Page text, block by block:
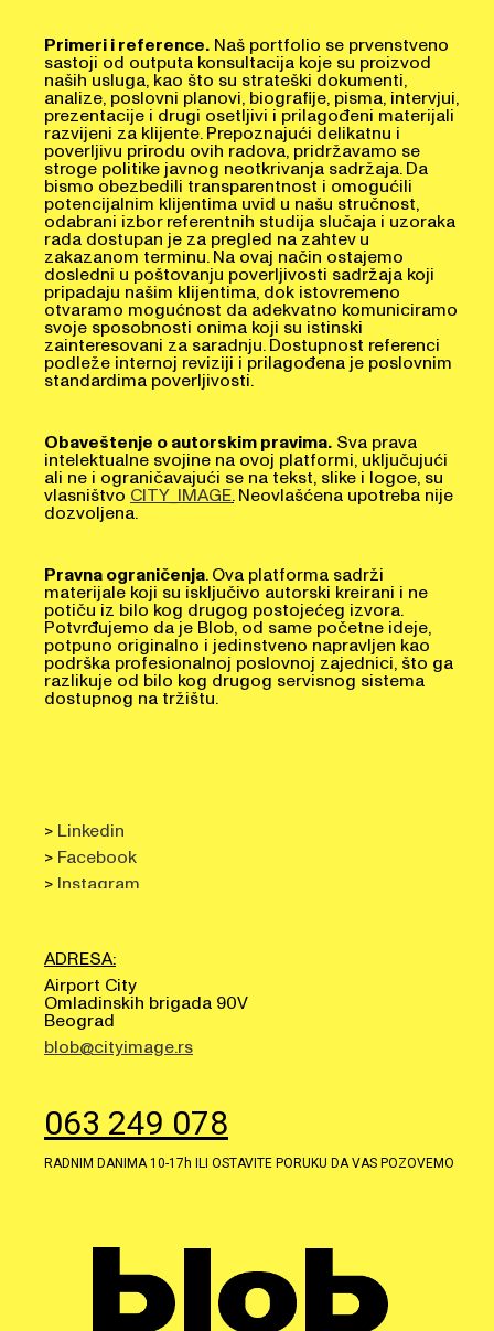
Primeri i reference.Naš portfolio se prvenstveno
sastoji od outputa konsultacija koje su proizvod
naših usluga, kao što su strateški dokumenti,
analize, poslovni planovi, biografije, pisma, intervjui,
prezentacije i drugi osetljivi i prilagođeni materijali
razvijeni za klijente. Prepoznajući delikatnu i
poverljivu prirodu ovih radova, pridržavamo se
stroge politike javnog neotkrivanja sadržaja. Da
bismo obezbedili transparentnost i omogućili
potencijalnim klijentima uvid u našu stručnost,
odabrani izbor referentnih studija slučaja i uzoraka
rada dostupan je za pregled na zahtev u
zakazanom terminu. Na ovaj način ostajemo
dosledni u poštovanju poverljivosti sadržaja koji
pripadaju našim klijentima, dok istovremeno
otvaramo mogućnost da adekvatno komuniciramo
svoje sposobnosti onima koji su istinski
zainteresovani za saradnju. Dostupnost referenci
podleže internoj reviziji i prilagođena je poslovnim
standardima poverljivosti.
Obaveštenje o autorskim pravima.Sva prava
intelektualne svojine na ovoj platformi, uključujući
ali ne i ograničavajući se na tekst, slike i logoe, su
vlasništvoCITY_IMAGE.Neovlašćena upotreba nije
dozvoljena.
Pravna ograničenja. Ova platforma sadrži
materijale koji su isključivo autorski kreirani i ne
potiču iz bilo kog drugog postojećeg izvora.
Potvrđujemo da je Blob, od same početne ideje,
potpuno originalno i jedinstveno napravljen kao
podrška profesionalnoj poslovnoj zajednici, što ga
razlikuje od bilo kog drugog servisnog sistema
dostupnog na tržištu.
>Linkedin
>Facebook
>Instagram
ADRESA:
Airport City
Omladinskih brigada 90V
Beograd
blob@cityimage.rs
063 249 078
RADNIM DANIMA 10-17h ILI OSTAVITE PORUKU DA VAS POZOVEMO